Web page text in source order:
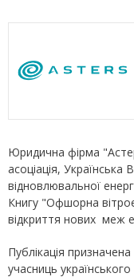
Юридична фірма
асоціація, Українська
відновлювальної
Книгу "Офшорна
відкриття нових меж
Публікація
учасниць